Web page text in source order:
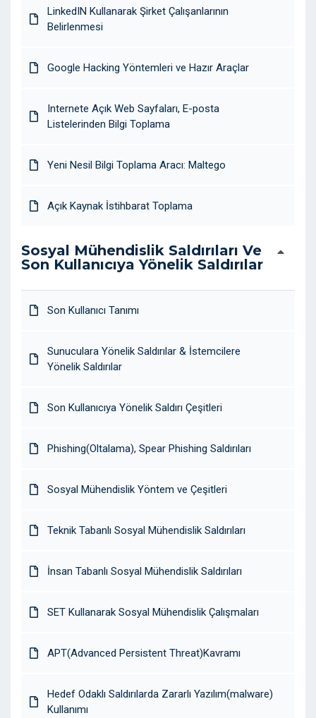
LinkedIN Kullanarak Şirket Çalışanlarının
Belirlenmesi
Google Hacking Yöntemleri ve Hazır Araçlar
Internete Açık Web Sayfaları, E-posta
Listelerinden Bilgi Toplama
Yeni Nesil Bilgi Toplama Aracı: Maltego
Açık Kaynak İstihbarat Toplama
Sosyal Mühendislik Saldırıları Ve
Son Kullanıcıya Yönelik Saldırılar
Son Kullanıcı Tanımı
Sunuculara Yönelik Saldırılar & İstemcilere
Yönelik Saldırılar
Son Kullanıcıya Yönelik Saldırı Çeşitleri
Phishing(Oltalama), Spear Phishing Saldırıları
Sosyal Mühendislik Yöntem ve Çeşitleri
Teknik Tabanlı Sosyal Mühendislik Saldırıları
İnsan Tabanlı Sosyal Mühendislik Saldırıları
SET Kullanarak Sosyal Mühendislik Çalışmaları
APT(Advanced Persistent Threat)Kavramı
Hedef Odaklı Saldırılarda Zararlı Yazılım(malware)
Kullanımı